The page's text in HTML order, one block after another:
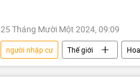
25 Tháng Mười Một 2024, 09:09
người nhập cư Thế giới